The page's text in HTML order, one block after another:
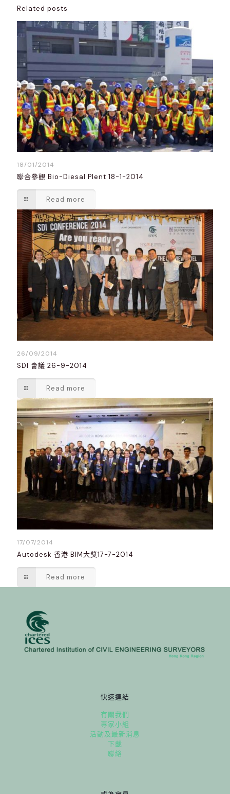
Related posts
18/01/2014
聯合參觀 Bio-Diesal Plent 18-1-2014
Read more
26/09/2014
SDI 會議 26-9-2014
Read more
17/07/2014
Autodesk 香港 BIM大獎17-7-2014
Read more
快速連結
有關我們
專家小組
活動及最新消息
下載
聯絡